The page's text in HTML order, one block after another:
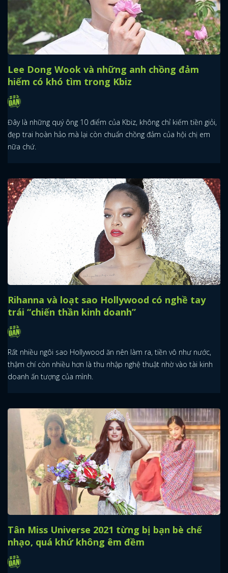
Lee Dong Wook và những anh chồng đảm
hiếm có khó tìm trong Kbiz
Đây là những quý ông 10 điểm của Kbiz, không chỉ kiếm tiền giỏi,
đẹp trai hoàn hảo mà lại còn chuẩn chồng đảm của hội chị em
nữa chứ.
Rihanna và loạt sao Hollywood có nghề tay
trái “chiến thần kinh doanh”
Rất nhiều ngôi sao Hollywood ăn nên làm ra, tiền vô như nước,
thậm chí còn nhiều hơn là thu nhập nghệ thuật nhờ vào tài kinh
doanh ấn tượng của mình.
Tân Miss Universe 2021 từng bị bạn bè chế
nhạo, quá khứ không êm đềm